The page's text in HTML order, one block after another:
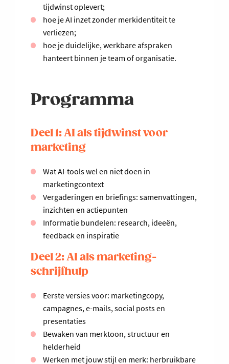
tijdwinst oplevert;
hoe je AI inzet zonder merkidentiteit te
verliezen;
hoe je duidelijke, werkbare afspraken
hanteert binnen je team of organisatie.
Programma
Deel 1: AI als tijdwinst voor
marketing
Wat AI-tools wel en niet doen in
marketingcontext
Vergaderingen en briefings: samenvattingen,
inzichten en actiepunten
Informatie bundelen: research, ideeën,
feedback en inspiratie
Deel 2: AI als marketing-
schrijfhulp
Eerste versies voor: marketingcopy,
campagnes, e-mails, social posts en
presentaties
Bewaken van merktoon, structuur en
helderheid
Werken met jouw stijl en merk: herbruikbare